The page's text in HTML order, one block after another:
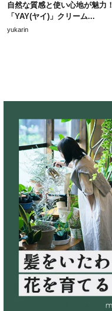
自然な質感と使い心地が魅力！
「YAY(ヤイ)」クリーム...
yukarin